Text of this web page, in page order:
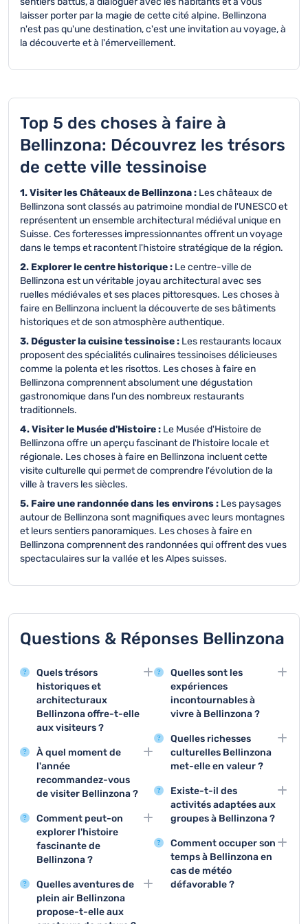
laisser porter par la magie de cette cité alpine. Bellinzona
n'est pas qu'une destination, c'est une invitation au voyage, à
la découverte et à l'émerveillement.
Top 5 des choses à faire à
Bellinzona: Découvrez les trésors
de cette ville tessinoise
1. Visiter les Châteaux de Bellinzona : Les châteaux de
Bellinzona sont classés au patrimoine mondial de l'UNESCO et
représentent un ensemble architectural médiéval unique en
Suisse. Ces forteresses impressionnantes offrent un voyage
dans le temps et racontent l'histoire stratégique de la région.
2. Explorer le centre historique : Le centre-ville de
Bellinzona est un véritable joyau architectural avec ses
ruelles médiévales et ses places pittoresques. Les choses à
faire en Bellinzona incluent la découverte de ses bâtiments
historiques et de son atmosphère authentique.
3. Déguster la cuisine tessinoise : Les restaurants locaux
proposent des spécialités culinaires tessinoises délicieuses
comme la polenta et les risottos. Les choses à faire en
Bellinzona comprennent absolument une dégustation
gastronomique dans l'un des nombreux restaurants
traditionnels.
4. Visiter le Musée d'Histoire : Le Musée d'Histoire de
Bellinzona offre un aperçu fascinant de l'histoire locale et
régionale. Les choses à faire en Bellinzona incluent cette
visite culturelle qui permet de comprendre l'évolution de la
ville à travers les siècles.
5. Faire une randonnée dans les environs : Les paysages
autour de Bellinzona sont magnifiques avec leurs montagnes
et leurs sentiers panoramiques. Les choses à faire en
Bellinzona comprennent des randonnées qui offrent des vues
spectaculaires sur la vallée et les Alpes suisses.
Questions & Réponses Bellinzona
Quels trésors
historiques et
architecturaux
Bellinzona offre-t-elle
aux visiteurs ?
Bellinzona est célèbre
pour ses trois châteaux
médiévaux classés au
patrimoine mondial de
Castelgrande,
Montebello et Sasso
Corbaro, qui
représentent des
uniques dans la région.
À quel moment de
l'année
recommandez-vous
de visiter Bellinzona ?
Le printemps et
l'automne sont idéaux
pour découvrir
Bellinzona, avec des
des paysages
magnifiques,
permettant de profiter
Comment peut-on
explorer l'histoire
fascinante de
Bellinzona ?
Les musées des
châteaux et les visites
guidées offrent une
immersion complète
Quelles aventures de
plein air Bellinzona
propose-t-elle aux
Quelles sont les
expériences
incontournables à
vivre à Bellinzona ?
Les visites des
châteaux, la
découverte du centre
dégustation de
spécialités tessinoises
constituent les trois
recommandées aux
visiteurs.
Quelles richesses
culturelles Bellinzona
met-elle en valeur ?
La ville propose des
festivals, des
expositions d'art, des
concerts médiévaux et
des événements
traditionnels qui mettent
en lumière son
patrimoine culturel
Existe-t-il des
activités adaptées aux
groupes à Bellinzona ?
Des visites guidées
thématiques, des
circuits historiques et
des programmes de
Comment occuper son
temps à Bellinzona en
cas de météo
défavorable ?